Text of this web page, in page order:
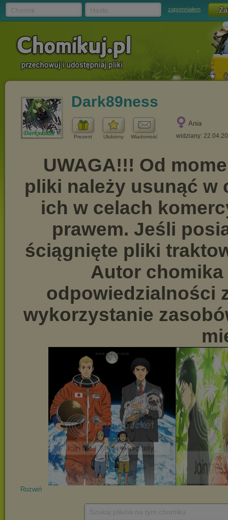
zapomniałem
Dark89ness
Prezent Ulubiony Wiadomość
Ania
widziany:
Rozwiń